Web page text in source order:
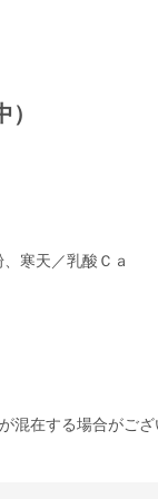
寒天／乳酸Ｃａ
混在する場合がご